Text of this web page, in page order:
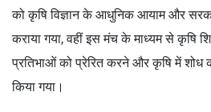
को कृषि विज्ञान के आधुनिक आयाम और
कराया गया, वहीं इस मंच के माध्यम से कृषि
प्रतिभाओं को प्रेरित करने और कृषि में शोध
किया गया।